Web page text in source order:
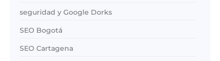
seguridad y Google Dorks
SEO Bogotá
SEO Cartagena